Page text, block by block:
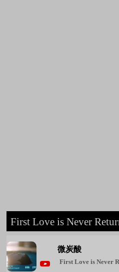
Unlucky!!
First Love is Never
◆ First Love is Never